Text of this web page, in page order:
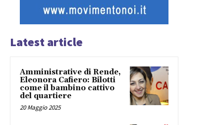
Latest article
Amministrative di Rende,
Eleonora Cafiero: Bilotti
come il bambino cattivo
del quartiere
20 Maggio 2025